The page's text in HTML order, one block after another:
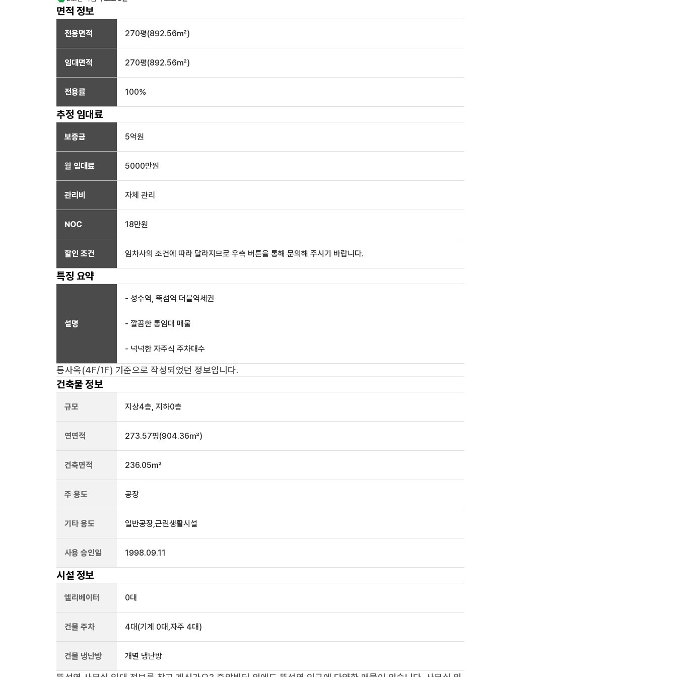
면적 정보
전용면적 270평(892.56㎡)
임대면적 270평(892.56㎡)
전용률 100%
추정 임대료
보증금 5억원
월 임대료 5000만원
관리비 자체 관리
NOC 18만원
할인 조건 임차사의 조건에 따라 달라지므로 우측 버튼을 통해 문의해 주시기 바랍니다.
특징 요약
설명
- 성수역, 뚝섬역 더블역세권
- 깔끔한 통임대 매물
- 넉넉한 자주식 주차대수
통사옥(4F/1F) 기준으로 작성되었던 정보입니다.
건축물 정보
규모 지상4층, 지하0층
연면적 273.57평(904.36㎡)
건축면적 236.05㎡
주 용도 공장
기타 용도 일반공장,근린생활시설
사용 승인일 1998.09.11
시설 정보
엘리베이터 0대
건물 주차 4대 (기계 0대,자주 4대)
건물 냉난방 개별 냉난방